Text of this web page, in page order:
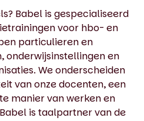
Babel is gespecialiseerd
voor hbo- en
particulieren en
onderwijsinstellingen en
We onderscheiden
van onze docenten, een
manier van werken en
is taalpartner van de